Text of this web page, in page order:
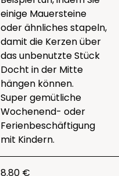
einige Mauersteine
oder ähnliches stapeln,
damit die Kerzen über
das unbenutzte Stück
Docht in der Mitte
hängen können.
Super gemütliche
Wochenend- oder
Ferienbeschäftigung
mit Kindern.
8.80 €